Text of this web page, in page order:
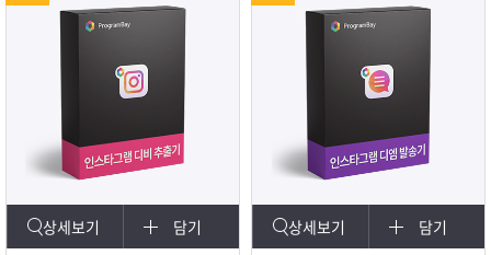
상세보기 담기 상세보기 담기